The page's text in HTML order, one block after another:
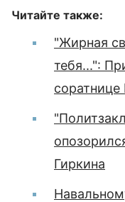
Читайте также:
"Жирная
тебя...":
соратнице
Гиркина